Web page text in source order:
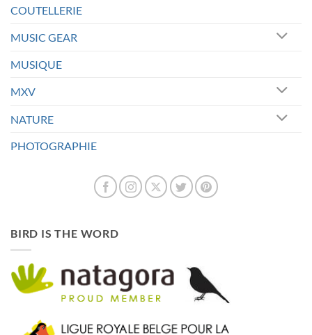
COUTELLERIE
MUSIC GEAR
MUSIQUE
MXV
NATURE
PHOTOGRAPHIE
BIRD IS THE WORD